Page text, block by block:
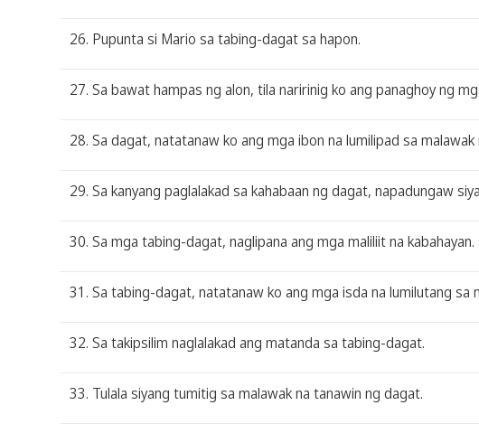
26. Pupunta si Mario sa tabing-dagat sa hapon.
27. Sa bawat hampas ng alon, tila naririnig ko ang panaghoy ng
28. Sa dagat, natatanaw ko ang mga ibon na lumilipad sa malawak
29. Sa kanyang paglalakad sa kahabaan ng dagat, napadungaw
30. Sa mga tabing-dagat, naglipana ang mga maliliit na kabahayan.
31. Sa tabing-dagat, natatanaw ko ang mga isda na lumilutang sa
32. Sa takipsilim naglalakad ang matanda sa tabing-dagat.
33. Tulala siyang tumitig sa malawak na tanawin ng dagat.